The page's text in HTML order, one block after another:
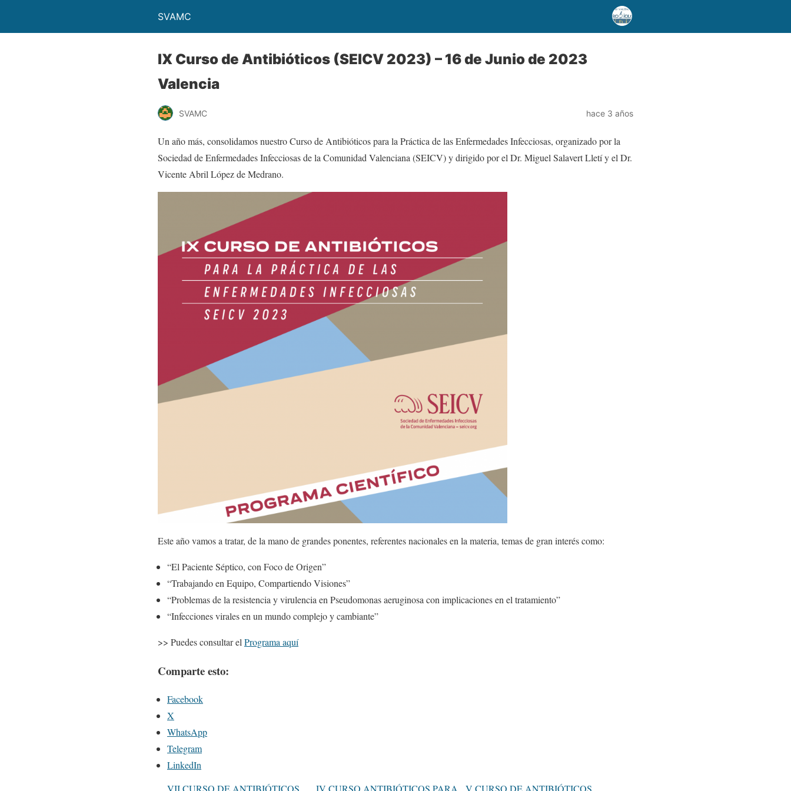
SVAMC
IX Curso de Antibióticos (SEICV 2023) – 16 de Junio de 2023
Valencia
SVAMC hace 3 años
Un año más, consolidamos nuestro Curso de Antibióticos para la Práctica de las Enfermedades Infecciosas, organizado por la
Sociedad de Enfermedades Infecciosas de la Comunidad Valenciana (SEICV) y dirigido por el Dr. Miguel Salavert Lletí y el Dr.
Vicente Abril López de Medrano.
Este año vamos a tratar, de la mano de grandes ponentes, referentes nacionales en la materia, temas de gran interés como:
“El Paciente Séptico, con Foco de Origen”
“Trabajando en Equipo, Compartiendo Visiones”
“Problemas de la resistencia y virulencia en Pseudomonas aeruginosa con implicaciones en el tratamiento”
“Infecciones virales en un mundo complejo y cambiante”
>> Puedes consultar el Programa aquí
Comparte esto:
Facebook
X
WhatsApp
Telegram
LinkedIn